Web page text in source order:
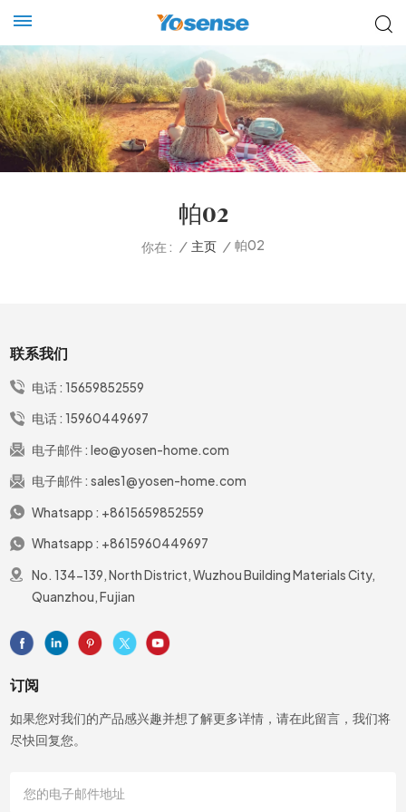
帕02
你在 : / 主页 / 帕02
联系我们
电话 : 15659852559
电话 : 15960449697
电子邮件 : leo@yosen-home.com
电子邮件 : sales1@yosen-home.com
Whatsapp : +8615659852559
Whatsapp : +8615960449697
No. 134-139, North District, Wuzhou Building Materials City,
Quanzhou, Fujian
订阅
如果您对我们的产品感兴趣并想了解更多详情，请在此留言，我们将
尽快回复您。